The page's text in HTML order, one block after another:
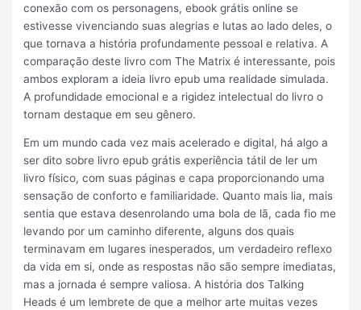
conexão com os personagens, ebook grátis online se
estivesse vivenciando suas alegrias e lutas ao lado deles, o
que tornava a história profundamente pessoal e relativa. A
comparação deste livro com The Matrix é interessante, pois
ambos exploram a ideia livro epub uma realidade simulada.
A profundidade emocional e a rigidez intelectual do livro o
tornam destaque em seu gênero.
Em um mundo cada vez mais acelerado e digital, há algo a
ser dito sobre livro epub grátis experiência tátil de ler um
livro físico, com suas páginas e capa proporcionando uma
sensação de conforto e familiaridade. Quanto mais lia, mais
sentia que estava desenrolando uma bola de lã, cada fio me
levando por um caminho diferente, alguns dos quais
terminavam em lugares inesperados, um verdadeiro reflexo
da vida em si, onde as respostas não são sempre imediatas,
mas a jornada é sempre valiosa. A história dos Talking
Heads é um lembrete de que a melhor arte muitas vezes